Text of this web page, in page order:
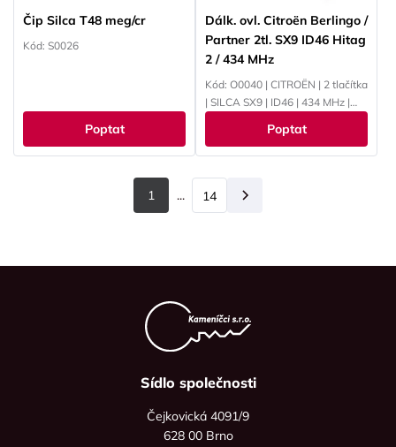
Čip Silca T48 meg/cr
Kód: S0026
Poptat
Dálk. ovl. Citroën Berlingo /
Partner 2tl. SX9 ID46 Hitag
2 / 434 MHz
Kód: O0040 | CITROËN | 2 tlačítka
| SILCA SX9 | ID46 | 434 MHz |
Poptat
1 ... 14
Sídlo společnosti
Čejkovická 4091/9
628 00 Brno